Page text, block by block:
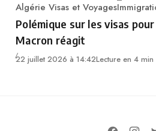
Category
Algérie Visas et Voyages
Polémique sur les visas
Macron réagit
22 juillet 2026 à 14:42Lecture en 4 min